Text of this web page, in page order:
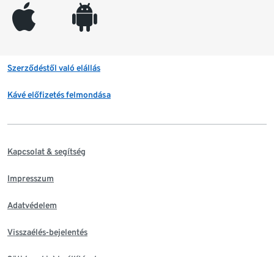
appleinc android
Szerződéstől való elállás
Kávé előfizetés felmondása
Kapcsolat & segítség
Impresszum
Adatvédelem
Visszaélés-bejelentés